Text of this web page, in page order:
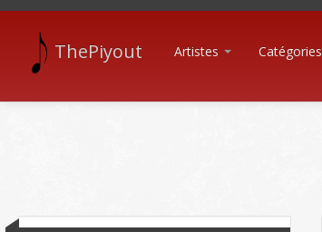
ThePiyout Artistes Catégories